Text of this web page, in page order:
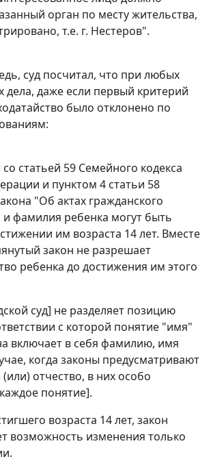
орган по месту жительства,
т.е. г. Нестеров".
суд посчитал, что при любых
дела, даже если первый критерий
было отклонено по
со статьей 59 Семейного кодекса
и пунктом 4 статьи 58
"Об актах гражданского
и фамилия ребенка могут быть
им возраста 14 лет. Вместе
закон не разрешает
ребенка до достижения им этого
суд] не разделяет позицию
с которой понятие "имя"
включает в себя фамилию, имя
когда законы предусматривают
отчество, в них особо
понятие].
возраста 14 лет, закон
возможность изменения только